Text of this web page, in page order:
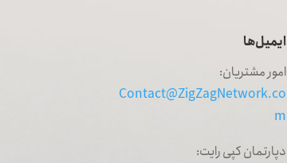
ایمیل‌ها
امور مشتریان:
Contact@ZigZagNetwork.co
m
دپارتمان کپی رایت: